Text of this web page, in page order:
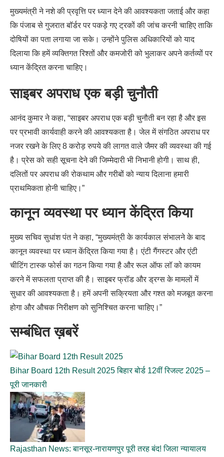
मुख्यमंत्री ने नशे की प्रवृत्ति पर ध्यान देने की आवश्यकता जताई और कहा
कि पंजाब से गुजरात बॉर्डर पर पकड़े गए ट्रकों की जांच करनी चाहिए ताकि
दोषियों का पता लगाया जा सके। उन्होंने पुलिस अधिकारियों को याद
दिलाया कि हमें व्यक्तिगत रिश्तों और कमजोरी को भुलाकर अपने कर्तव्यों पर
ध्यान केंद्रित करना चाहिए।
साइबर अपराध एक बड़ी चुनौती
आनंद कुमार ने कहा, “साइबर अपराध एक बड़ी चुनौती बन रहा है और इस
पर प्रभावी कार्यवाही करने की आवश्यकता है। जेल में संगठित अपराध पर
नजर रखने के लिए 8 करोड़ रुपये की लागत वाले जैमर की व्यवस्था की गई
है। प्रेस को सही सूचना देने की जिम्मेदारी भी निभानी होगी। साथ ही,
दलितों पर अपराध की रोकथाम और गरीबों को न्याय दिलाना हमारी
प्राथमिकता होनी चाहिए।”
कानून व्यवस्था पर ध्यान केंद्रित किया
मुख्य सचिव सुधांश पंत ने कहा, “मुख्यमंत्री के कार्यकाल संभालने के बाद
कानून व्यवस्था पर ध्यान केंद्रित किया गया है। एंटी गैंगस्टर और एंटी
चीटिंग टास्क फोर्स का गठन किया गया है और रूल ऑफ लॉ को कायम
करने में सफलता प्राप्त की है। साइबर फ्रॉड और ड्रग्स के मामलों में
सुधार की आवश्यकता है। हमें अपनी सक्रियता और गश्त को मजबूत करना
होगा और औचक निरीक्षण को सुनिश्चित करना चाहिए।”
सम्बंधित ख़बरें
Bihar Board 12th Result 2025 बिहार बोर्ड 12वीं रिजल्ट 2025 –
पूरी जानकारी
Rajasthan News: बानसूर-नारायणपुर पूरी तरह बंद! जिला न्यायालय